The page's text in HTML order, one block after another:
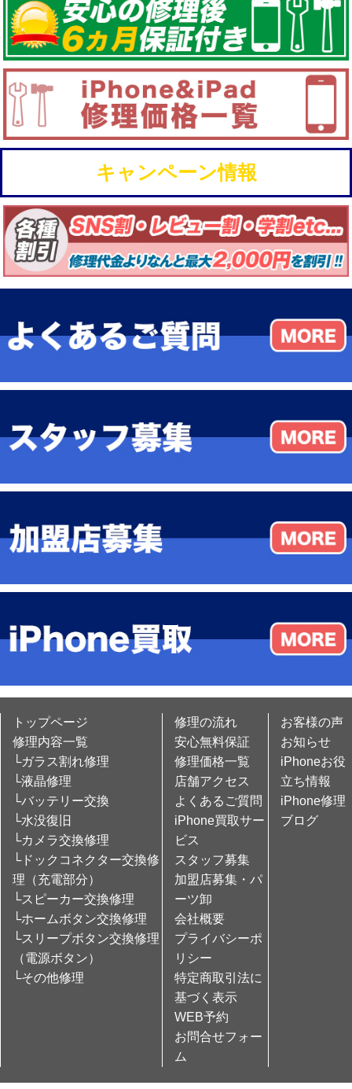
キャンペーン情報
トップページ
修理内容一覧
└ガラス割れ修理
└液晶修理
└バッテリー交換
└水没復旧
└カメラ交換修理
└ドックコネクター交換修
理（充電部分）
└スピーカー交換修理
└ホームボタン交換修理
└スリープボタン交換修理
（電源ボタン）
└その他修理
修理の流れ
安心無料保証
修理価格一覧
店舗アクセス
よくあるご質問
iPhone買取サー
ビス
スタッフ募集
加盟店募集・パ
ーツ卸
会社概要
プライバシーポ
リシー
特定商取引法に
基づく表示
WEB予約
お問合せフォー
ム
お客様の声
お知らせ
iPhoneお役
立ち情報
iPhone修理
ブログ